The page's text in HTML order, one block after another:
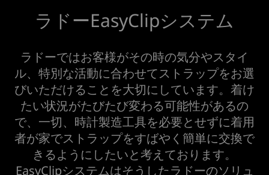
ラドーEasyClipシステム
ラドーではお客様がその時の気分やスタイ
ル、特別な活動に合わせてストラップをお選
びいただけることを大切にしています。着け
たい状況がたびたび変わる可能性があるの
で、一切、時計製造工具を必要とせずに着用
者が家でストラップをすばやく簡単に交換で
きるようにしたいと考えております。
EasyClipシステムはそうしたラドーのソリュ